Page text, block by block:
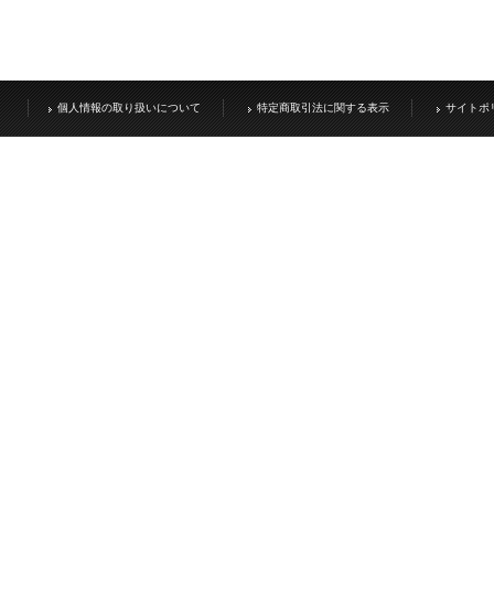
個人情報の取り扱いについて 特定商取引法に関する表示 サイトポ